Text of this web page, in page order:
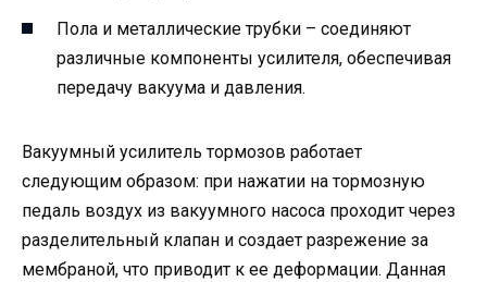
Пола и металлические трубки – соединяют
различные компоненты усилителя, обеспечивая
передачу вакуума и давления.
Вакуумный усилитель тормозов работает
следующим образом: при нажатии на тормозную
педаль воздух из вакуумного насоса проходит через
разделительный клапан и создает разрежение за
мембраной, что приводит к ее деформации. Данная